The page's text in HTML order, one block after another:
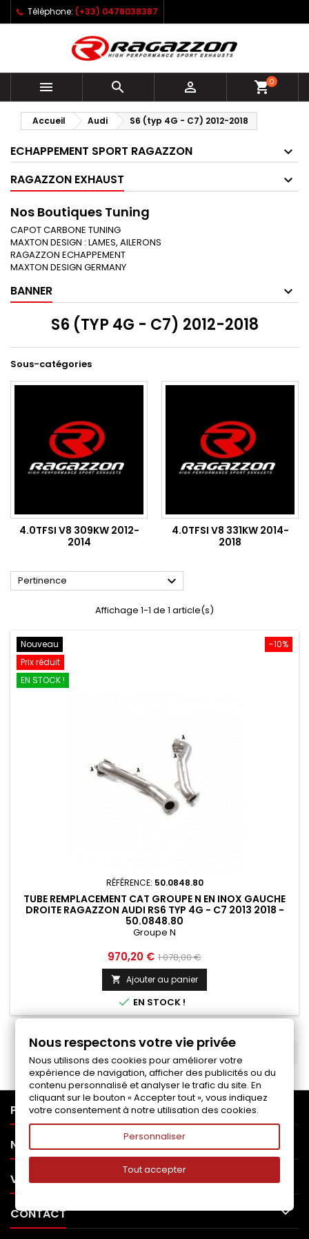
Téléphone: (+33) 0478038387
   shopping_cart0
Accueil Audi S6 (typ 4G - C7) 2012-2018
ECHAPPEMENT SPORT RAGAZZON
RAGAZZON EXHAUST
Nos Boutiques Tuning
CAPOT CARBONE TUNING
MAXTON DESIGN : LAMES, AILERONS
RAGAZZON ECHAPPEMENT
MAXTON DESIGN GERMANY
BANNER
S6 (TYP 4G - C7) 2012-2018
Sous-catégories
4.0TFSI V8 309KW 2012-
2014
4.0TFSI V8 331KW 2014-
2018
Pertinence 
Affichage 1-1 de 1 article(s)
-10%
Nouveau
Prix réduit
EN STOCK !
RÉFÉRENCE: 50.0848.80
TUBE REMPLACEMENT CAT GROUPE N EN INOX GAUCHE
DROITE RAGAZZON AUDI RS6 TYP 4G - C7 2013 2018 -
50.0848.80
Groupe N
Prix
970,20 € Prix
de
base
1 078,00 €
 Ajouter au panier
 EN STOCK !
PRODUITS
NOTRE SOCIÉTÉ
VOTRE COMPTE 
CONTACT 
Nous respectons votre vie privée
Nous utilisons des cookies pour améliorer votre
expérience de navigation, afficher des publicités ou du
contenu personnalisé et analyser le trafic du site. En
cliquant sur le bouton « Accepter tout », vous indiquez
votre consentement à notre utilisation des cookies.
Personnaliser
Tout accepter